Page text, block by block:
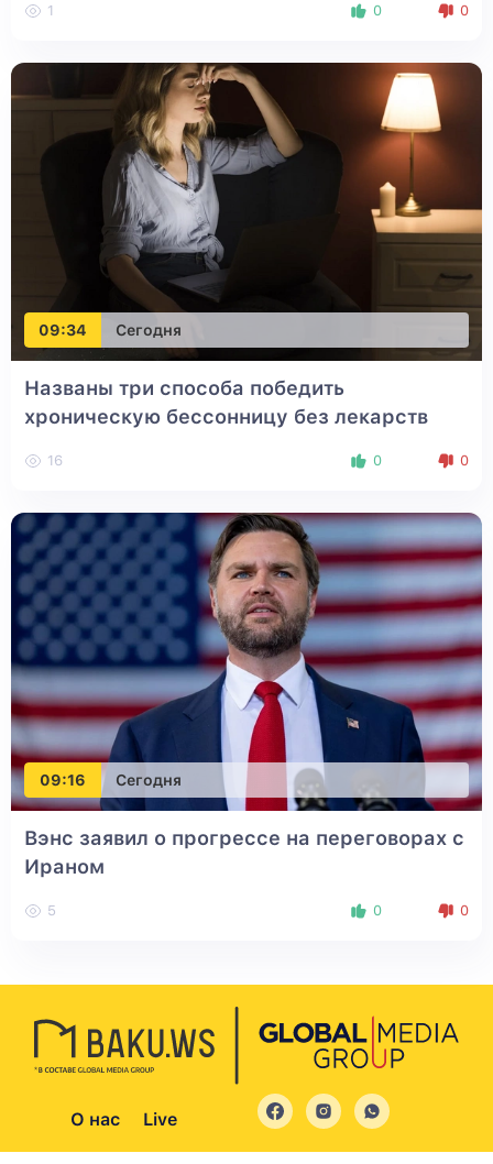
1 0 0
09:34 Сегодня
Названы три способа победить
хроническую бессонницу без лекарств
16 0 0
09:16 Сегодня
Вэнс заявил о прогрессе на переговорах с
Ираном
5 0 0
О нас Live